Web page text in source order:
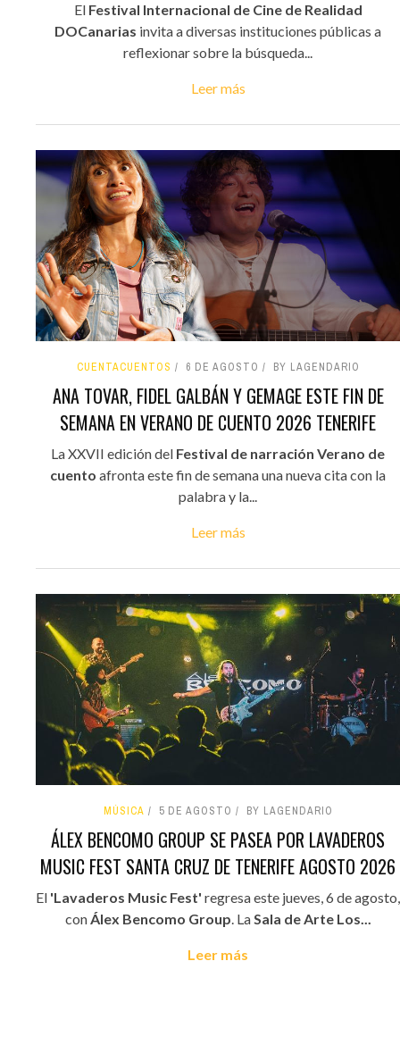
El Festival Internacional de Cine de Realidad
DOCanarias invita a diversas instituciones públicas a
reflexionar sobre la búsqueda...
Leer más
CUENTACUENTOS 6 DE AGOSTO BY LAGENDARIO
ANA TOVAR, FIDEL GALBÁN Y GEMAGE ESTE FIN DE
SEMANA EN VERANO DE CUENTO 2026 TENERIFE
La XXVII edición del Festival de narración Verano de
cuento afronta este fin de semana una nueva cita con la
palabra y la...
Leer más
MÚSICA 5 DE AGOSTO BY LAGENDARIO
ÁLEX BENCOMO GROUP SE PASEA POR LAVADEROS
MUSIC FEST SANTA CRUZ DE TENERIFE AGOSTO 2026
El 'Lavaderos Music Fest' regresa este jueves, 6 de agosto,
conÁlex Bencomo Group. LaSala de Arte Los...
Leer más